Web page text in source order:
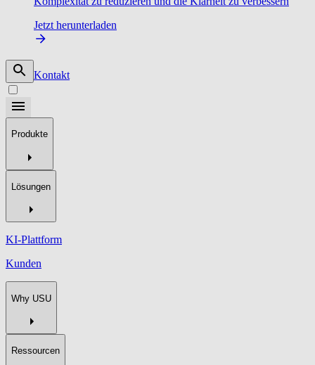
Jetzt herunterladen
Kontakt
Produkte
Lösungen
KI-Plattform
Kunden
Why USU
Ressourcen